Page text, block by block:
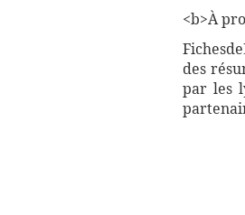
<b>À
des
par les